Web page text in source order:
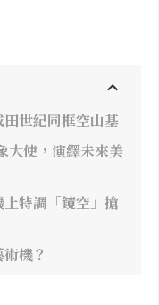
世紀同框空山基
使，演繹未來美
特調「鏡空」搶
機？